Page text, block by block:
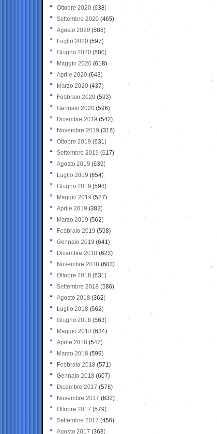
Ottobre 2020 (638)
Settembre 2020(465)
Agosto 2020 (588)
Luglio 2020 (597)
Giugno 2020 (580)
Maggio 2020 (618)
Aprile 2020 (643)
Marzo 2020 (437)
Febbraio 2020 (593)
Gennaio 2020 (596)
Dicembre 2019 (542)
Novembre 2019 (316)
Ottobre 2019 (631)
Settembre 2019 (617)
Agosto 2019 (639)
Luglio 2019 (654)
Giugno 2019 (598)
Maggio 2019 (527)
Aprile 2019 (383)
Marzo 2019 (562)
Febbraio 2019 (598)
Gennaio 2019 (641)
Dicembre 2018 (623)
Novembre 2018 (603)
Ottobre 2018 (631)
Settembre 2018 (586)
Agosto 2018 (362)
Luglio 2018 (562)
Giugno 2018 (563)
Maggio 2018 (634)
Aprile 2018 (547)
Marzo 2018 (599)
Febbraio 2018 (571)
Gennaio 2018 (607)
Dicembre 2017 (578)
Novembre 2017 (632)
Ottobre 2017 (579)
Settembre 2017 (456)
Agosto 2017 (368)